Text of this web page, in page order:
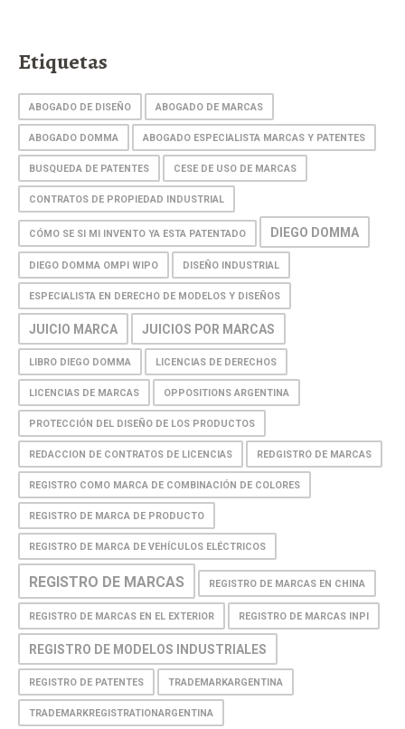
Etiquetas
ABOGADO DE DISEÑO ABOGADO DE MARCAS
ABOGADO DOMMA ABOGADO ESPECIALISTA MARCAS Y PATENTES
BUSQUEDA DE PATENTES CESE DE USO DE MARCAS
CONTRATOS DE PROPIEDAD INDUSTRIAL
CÓMO SE SI MI INVENTO YA ESTA PATENTADO DIEGO DOMMA
DIEGO DOMMA OMPI WIPO DISEÑO INDUSTRIAL
ESPECIALISTA EN DERECHO DE MODELOS Y DISEÑOS
JUICIO MARCA JUICIOS POR MARCAS
LIBRO DIEGO DOMMA LICENCIAS DE DERECHOS
LICENCIAS DE MARCAS OPPOSITIONS ARGENTINA
PROTECCIÓN DEL DISEÑO DE LOS PRODUCTOS
REDACCION DE CONTRATOS DE LICENCIAS REDGISTRO DE MARCAS
REGISTRO COMO MARCA DE COMBINACIÓN DE COLORES
REGISTRO DE MARCA DE PRODUCTO
REGISTRO DE MARCA DE VEHÍCULOS ELÉCTRICOS
REGISTRO DE MARCAS REGISTRO DE MARCAS EN CHINA
REGISTRO DE MARCAS EN EL EXTERIOR REGISTRO DE MARCAS INPI
REGISTRO DE MODELOS INDUSTRIALES
REGISTRO DE PATENTES TRADEMARKARGENTINA
TRADEMARKREGISTRATIONARGENTINA